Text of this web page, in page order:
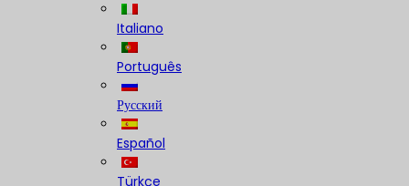
Italiano
Português
Русский
Español
Türkçe